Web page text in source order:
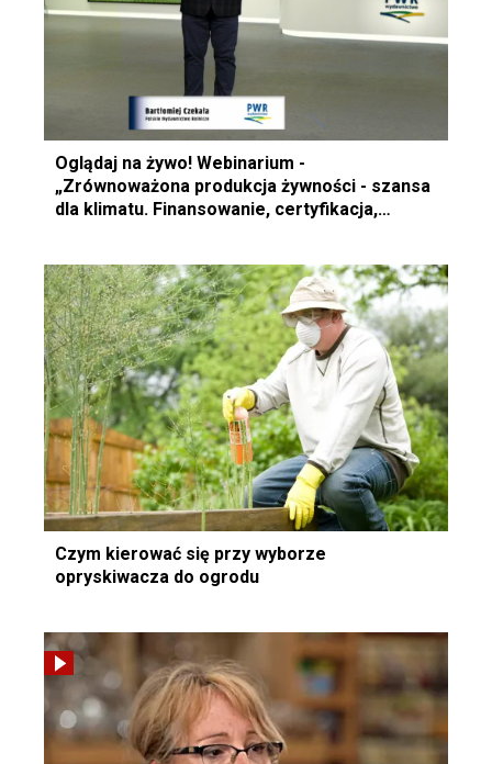
Oglądaj na żywo! Webinarium -
„Zrównoważona produkcja żywności - szansa
dla klimatu. Finansowanie, certyfikacja,
Czym kierować się przy wyborze
opryskiwacza do ogrodu